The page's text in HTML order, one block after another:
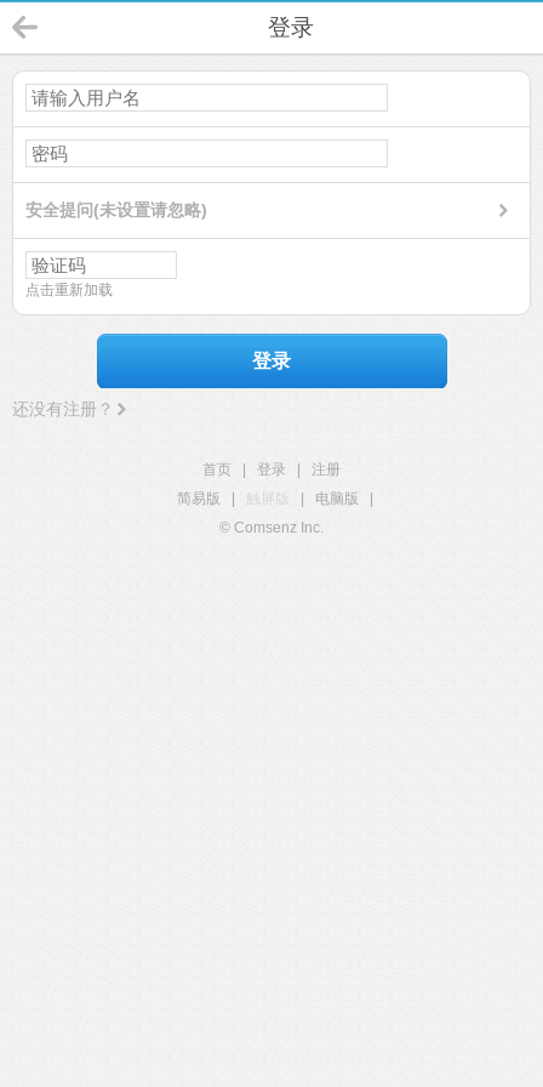
登录
安全提问(未设置请忽略)
点击重新加载
登录
还没有注册？
首页 登录
注册
简易版
触屏版 电脑版
© Comsenz Inc.